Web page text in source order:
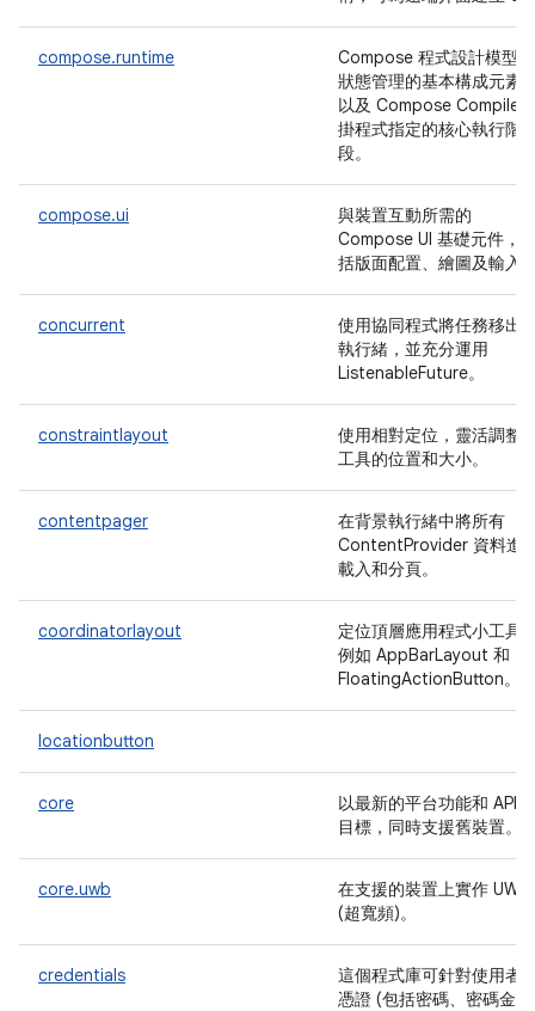
compose.runtime
Compose 程式設計模型和
狀態管理的基本構成元素
以及 Compose Compiler
掛程式指定的核心執行階
段。
compose.ui
與裝置互動所需的
Compose UI 基礎元件，
括版面配置、繪圖及輸入
concurrent
使用協同程式將任務移出
執行緒，並充分運用
ListenableFuture。
constraintlayout
使用相對定位，靈活調整
工具的位置和大小。
contentpager
在背景執行緒中將所有
ContentProvider 資料進
載入和分頁。
coordinatorlayout
定位頂層應用程式小工具
例如 AppBarLayout 和
FloatingActionButton。
locationbutton
core
以最新的平台功能和 API
目標，同時支援舊裝置。
core.uwb
在支援的裝置上實作 UWB
(超寬頻)。
credentials
這個程式庫可針對使用者
憑證 (包括密碼、密碼金